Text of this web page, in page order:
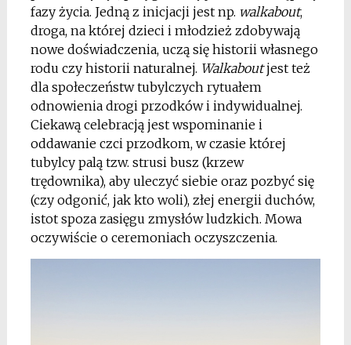
fazy życia. Jedną z inicjacji jest np. walkabout,
droga, na której dzieci i młodzież zdobywają
nowe doświadczenia, uczą się historii własnego
rodu czy historii naturalnej. Walkaboutjest też
dla społeczeństw tubylczych rytuałem
odnowienia drogi przodków i indywidualnej.
Ciekawą celebracją jest wspominanie i
oddawanie czci przodkom, w czasie której
tubylcy palą tzw. strusi busz (krzew
trędownika), aby uleczyć siebie oraz pozbyć się
(czy odgonić, jak kto woli), złej energii duchów,
istot spoza zasięgu zmysłów ludzkich. Mowa
oczywiście o ceremoniach oczyszczenia.